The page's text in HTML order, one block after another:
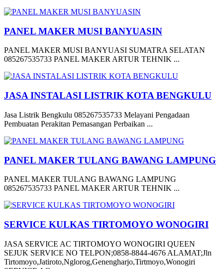
PANEL MAKER MUSI BANYUASIN
PANEL MAKER MUSI BANYUASI SUMATRA SELATAN
085267535733 PANEL MAKER ARTUR TEHNIK ...
JASA INSTALASI LISTRIK KOTA BENGKULU
Jasa Listrik Bengkulu 085267535733 Melayani Pengadaan
Pembuatan Perakitan Pemasangan Perbaikan ...
PANEL MAKER TULANG BAWANG LAMPUNG
PANEL MAKER TULANG BAWANG LAMPUNG
085267535733 PANEL MAKER ARTUR TEHNIK ...
SERVICE KULKAS TIRTOMOYO WONOGIRI
JASA SERVICE AC TIRTOMOYO WONOGIRI QUEEN
SEJUK SERVICE NO TELPON;0858-8844-4676 ALAMAT;Jln
Tirtomoyo,Jatiroto,Nglorog,Genengharjo,Tirtmoyo,Wonogiri